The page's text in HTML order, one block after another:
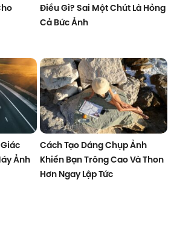
Điều Gì? Sai Một Chút Là Hỏng
Cả Bức Ảnh
Ảnh
Cách Tạo Dáng Chụp Ảnh
Khiến Bạn Trông Cao Và Thon
Hơn Ngay Lập Tức